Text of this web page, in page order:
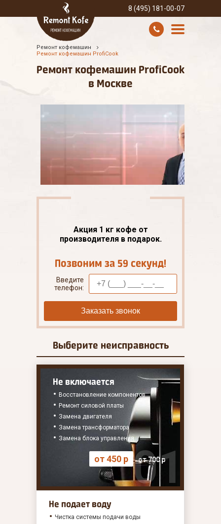
8 (495) 181-00-07
УСЛУГИ И ЦЕНЫ
Ремонт кофемашин
Ремонт кофемашин ProfiCook
Ремонт кофемашин ProfiCook
в Москве
Акция 1 кг кофе от
производителя в подарок.
Позвоним за 59 секунд!
Введите
телефон:
Заказать звонок
Выберите неисправность
Не включается
Восстановление компонентов
Ремонт силовой платы
Замена двигателя
Замена трансформатора
Замена блока управления
от 450 р от 700 р
Не подает воду
Чистка системы подачи воды